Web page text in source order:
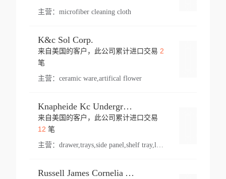
主营： microfiber cleaning cloth
K&c Sol Corp.
来自美国的客户，此公司累计进口交易 2
笔
主营： ceramic ware,artifical flower
Knapheide Kc Underground
来自美国的客户，此公司累计进口交易
12 笔
主营：
Russell James Cornelia Arlington Va